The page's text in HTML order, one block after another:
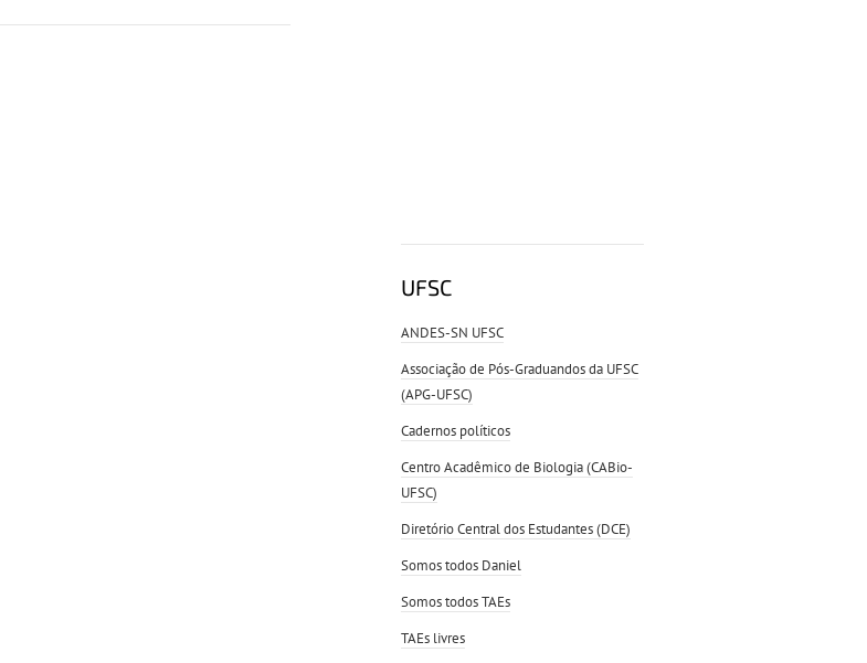
UFSC
ANDES-SN UFSC
Associação de Pós-Graduandos da UFSC
(APG-UFSC)
Cadernos políticos
Centro Acadêmico de Biologia (CABio-
UFSC)
Diretório Central dos Estudantes (DCE)
Somos todos Daniel
Somos todos TAEs
TAEs livres